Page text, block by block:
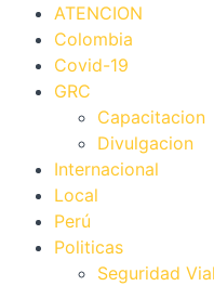
ATENCION
Colombia
Covid-19
GRC
Capacitacion
Divulgacion
Internacional
Local
Perú
Politicas
Seguridad Vial